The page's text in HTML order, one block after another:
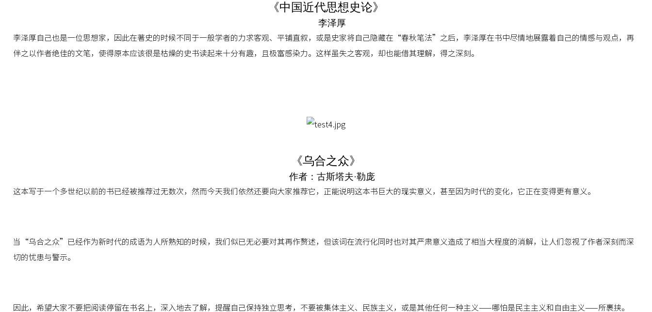
《中国近代思想史论》
李泽厚
李泽厚自己也是一位思想家，因此在著史的时候不同于一般学者的力求客观、平铺直叙，或是史家将自己隐藏在“春秋笔法”之后，李泽厚在书中尽情地展露着自己的情感与观点，再
伴之以作者绝佳的文笔，使得原本应该很是枯燥的史书读起来十分有趣，且极富感染力。这样虽失之客观，却也能借其理解，得之深刻。
《乌合之众》
作者：古斯塔夫·勒庞
这本写于一个多世纪以前的书已经被推荐过无数次，然而今天我们依然还要向大家推荐它，正能说明这本书巨大的现实意义，甚至因为时代的变化，它正在变得更有意义。
当“乌合之众”已经作为新时代的成语为人所熟知的时候，我们似已无必要对其再作赘述，但该词在流行化同时也对其严肃意义造成了相当大程度的消解，让人们忽视了作者深刻而深
切的忧患与警示。
因此，希望大家不要把阅读停留在书名上，深入地去了解，提醒自己保持独立思考，不要被集体主义、民族主义，或是其他任何一种主义——哪怕是民主主义和自由主义——所裹挟。